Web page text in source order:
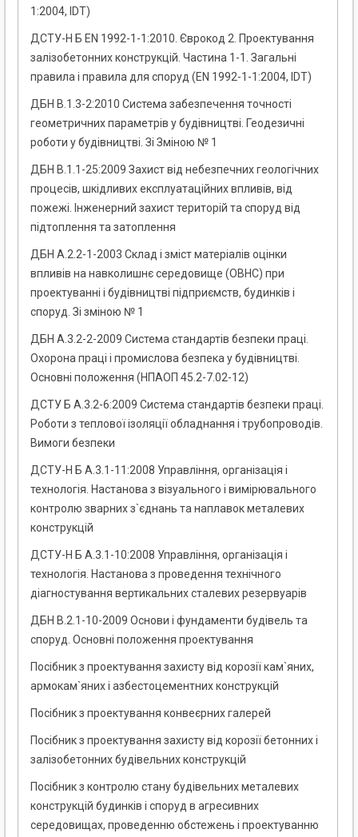
1:2004, IDT)
ДСТУ-Н Б EN 1992-1-1:2010. Єврокод 2. Проектування
залізобетонних конструкцій. Частина 1-1. Загальні
правила і правила для споруд (EN 1992-1-1:2004, IDT)
ДБН В.1.3-2:2010 Система забезпечення точності
геометричних параметрів у будівництві. Геодезичні
роботи у будівництві. Зі Зміною № 1
ДБН В.1.1-25:2009 Захист від небезпечних геологічних
процесів, шкідливих експлуатаційних впливів, від
пожежі. Інженерний захист територій та споруд від
підтоплення та затоплення
ДБН А.2.2-1-2003 Склад і зміст матеріалів оцінки
впливів на навколишнє середовище (ОВНС) при
проектуванні і будівництві підприємств, будинків і
споруд. Зі зміною № 1
ДБН А.3.2-2-2009 Система стандартів безпеки праці.
Охорона праці і промислова безпека у будівництві.
Основні положення (НПАОП 45.2-7.02-12)
ДСТУ Б А.3.2-6:2009 Система стандартів безпеки праці.
Роботи з теплової ізоляції обладнання і трубопроводів.
Вимоги безпеки
ДСТУ-Н Б А.3.1-11:2008 Управління, організація і
технологія. Настанова з візуального і вимірювального
контролю зварних з`єднань та наплавок металевих
конструкцій
ДСТУ-Н Б А.3.1-10:2008 Управління, організація і
технологія. Настанова з проведення технічного
діагностування вертикальних сталевих резервуарів
ДБН В.2.1-10-2009 Основи і фундаменти будівель та
споруд. Основні положення проектування
Посібник з проектування захисту від корозії кам`яних,
армокам`яних і азбестоцементних конструкцій
Посібник з проектування конвеєрних галерей
Посібник з проектування захисту від корозії бетонних і
залізобетонних будівельних конструкцій
Посібник з контролю стану будівельних металевих
конструкцій будинків і споруд в агресивних
середовищах, проведенню обстежень і проектуванню